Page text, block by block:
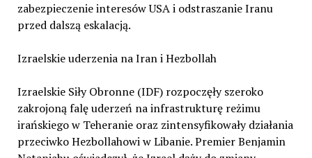
zabezpieczenie interesów USA i odstraszanie Iranu
przed dalszą eskalacją.
Izraelskie uderzenia na Iran i Hezbollah
Izraelskie Siły Obronne (IDF) rozpoczęły szeroko
zakrojoną falę uderzeń na infrastrukturę reżimu
irańskiego w Teheranie oraz zintensyfikowały działania
przeciwko Hezbollahowi w Libanie. Premier Benjamin